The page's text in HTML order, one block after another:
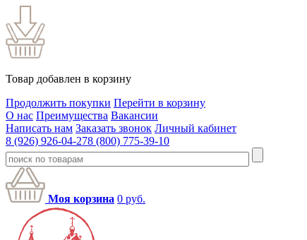
Товар добавлен в корзину
Продолжить покупки Перейти в корзину
О нас Преимущества Вакансии
Написать нам Заказать звонок Личный кабинет
8 (926) 926-04-278 (800) 775-39-10
Моя корзина 0 руб.